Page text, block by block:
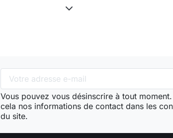
Vous pouvez vous désinscrire à tout
cela nos informations de contact dans les
du site.